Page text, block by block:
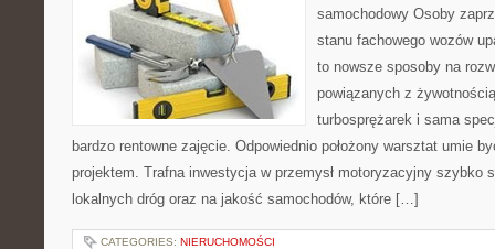
samochodowy Osoby
stanu fachowego wozów
to nowsze sposoby na
powiązanych z
turbosprężarek i sama
bardzo rentowne zajęcie. Odpowiednio położony warsztat umie
projektem. Trafna inwestycja w przemysł motoryzacyjny szybko
lokalnych dróg oraz na jakość samochodów, które […]
CATEGORIES: NIERUCHOMOŚCI